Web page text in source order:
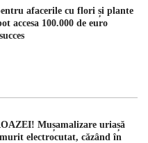
afacerile cu flori și plante
accesa 100.000 de euro
Mușamalizare uriașă
electrocutat, căzând în